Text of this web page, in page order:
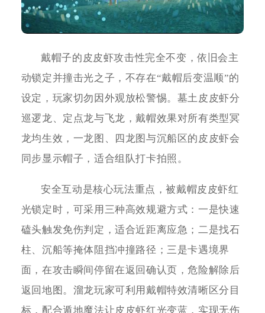
戴帽子的皮皮虾攻击性完全不变，依旧会主
动锁定并撞击光之子，不存在“戴帽后变温顺”的
设定，玩家切勿因外观放松警惕。墓土皮皮虾分
巡逻龙、定点龙与飞龙，戴帽效果对所有类型冥
龙均生效，一龙图、四龙图与沉船区的皮皮虾会
同步显示帽子，适合组队打卡拍照。
安全互动是核心玩法重点，被戴帽皮皮虾红
光锁定时，可采用三种高效规避方式：一是快速
磕头触发免伤判定，适合近距离应急；二是找石
柱、沉船等掩体阻挡冲撞路径；三是卡遇境界
面，在攻击瞬间停留在返回确认页，危险解除后
返回地图。溜龙玩家可利用戴帽特效清晰区分目
标，配合遁地魔法让皮皮虾红光变蓝，实现无伤